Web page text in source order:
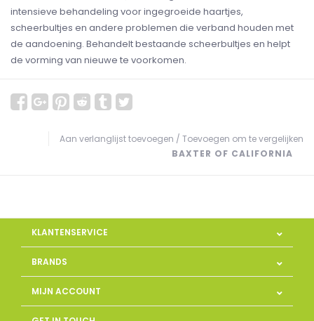
intensieve behandeling voor ingegroeide haartjes,
scheerbultjes en andere problemen die verband houden met
de aandoening. Behandelt bestaande scheerbultjes en helpt
de vorming van nieuwe te voorkomen.
Aan verlanglijst toevoegen / Toevoegen om te vergelijken
BAXTER OF CALIFORNIA
KLANTENSERVICE
BRANDS
MIJN ACCOUNT